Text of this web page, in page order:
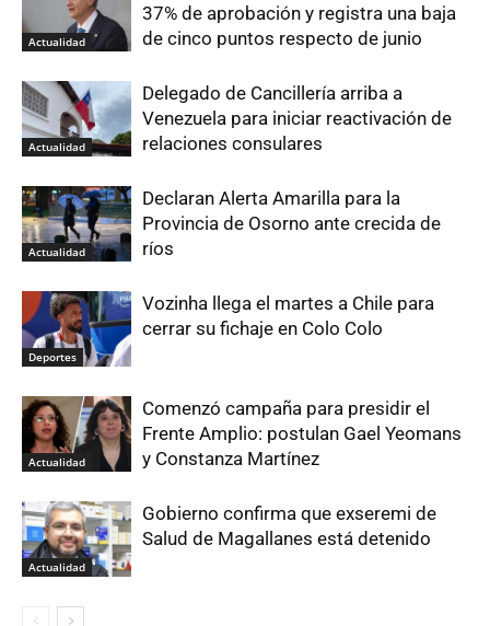
Actualidad
37% de aprobación y registra una baja
de cinco puntos respecto de junio
Actualidad
Delegado de Cancillería arriba a
Venezuela para iniciar reactivación de
relaciones consulares
Actualidad
Declaran Alerta Amarilla para la
Provincia de Osorno ante crecida de
ríos
Deportes
Vozinha llega el martes a Chile para
cerrar su fichaje en Colo Colo
Actualidad
Comenzó campaña para presidir el
Frente Amplio: postulan Gael Yeomans
y Constanza Martínez
Actualidad
Gobierno confirma que exseremi de
Salud de Magallanes está detenido